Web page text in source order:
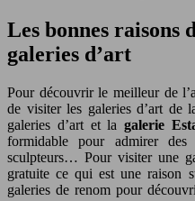
Les bonnes raisons
galeries d’art
Pour découvrir le meilleur de
de visiter les galeries d’art de
galeries d’art et lagalerie
formidable pour admirer des
sculpteurs… Pour visiter une
gratuite ce qui est une raison
galeries de renom pour